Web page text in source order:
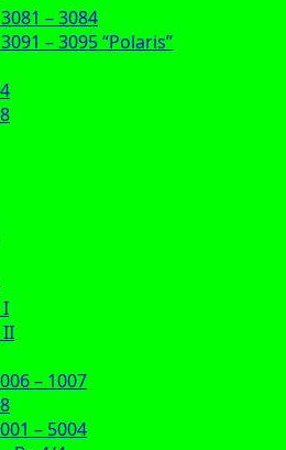
– 3084
– 3095 “Polaris”
II
– 1007
– 5004